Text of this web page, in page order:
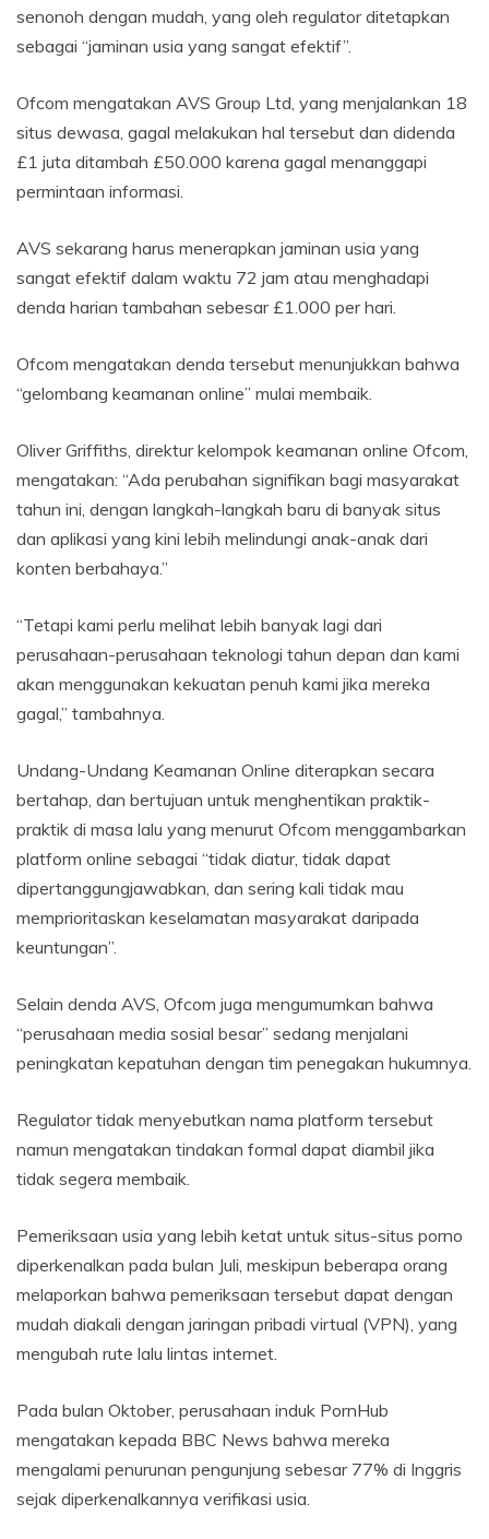
senonoh dengan mudah, yang oleh regulator ditetapkan
sebagai “jaminan usia yang sangat efektif”.
Ofcom mengatakan AVS Group Ltd, yang menjalankan 18
situs dewasa, gagal melakukan hal tersebut dan didenda
£1 juta ditambah £50.000 karena gagal menanggapi
permintaan informasi.
AVS sekarang harus menerapkan jaminan usia yang
sangat efektif dalam waktu 72 jam atau menghadapi
denda harian tambahan sebesar £1.000 per hari.
Ofcom mengatakan denda tersebut menunjukkan bahwa
“gelombang keamanan online” mulai membaik.
Oliver Griffiths, direktur kelompok keamanan online Ofcom,
mengatakan: “Ada perubahan signifikan bagi masyarakat
tahun ini, dengan langkah-langkah baru di banyak situs
dan aplikasi yang kini lebih melindungi anak-anak dari
konten berbahaya.”
“Tetapi kami perlu melihat lebih banyak lagi dari
perusahaan-perusahaan teknologi tahun depan dan kami
akan menggunakan kekuatan penuh kami jika mereka
gagal,” tambahnya.
Undang-Undang Keamanan Online diterapkan secara
bertahap, dan bertujuan untuk menghentikan praktik-
praktik di masa lalu yang menurut Ofcom menggambarkan
platform online sebagai “tidak diatur, tidak dapat
dipertanggungjawabkan, dan sering kali tidak mau
memprioritaskan keselamatan masyarakat daripada
keuntungan”.
Selain denda AVS, Ofcom juga mengumumkan bahwa
“perusahaan media sosial besar” sedang menjalani
peningkatan kepatuhan dengan tim penegakan hukumnya.
Regulator tidak menyebutkan nama platform tersebut
namun mengatakan tindakan formal dapat diambil jika
tidak segera membaik.
Pemeriksaan usia yang lebih ketat untuk situs-situs porno
diperkenalkan pada bulan Juli, meskipun beberapa orang
melaporkan bahwa pemeriksaan tersebut dapat dengan
mudah diakali dengan jaringan pribadi virtual (VPN), yang
mengubah rute lalu lintas internet.
Pada bulan Oktober, perusahaan induk PornHub
mengatakan kepada BBC News bahwa mereka
mengalami penurunan pengunjung sebesar 77% di Inggris
sejak diperkenalkannya verifikasi usia.